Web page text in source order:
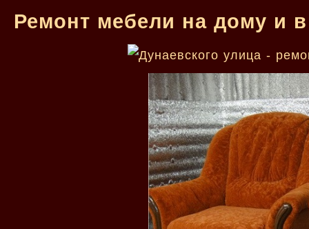
Ремонт мебели на дому и